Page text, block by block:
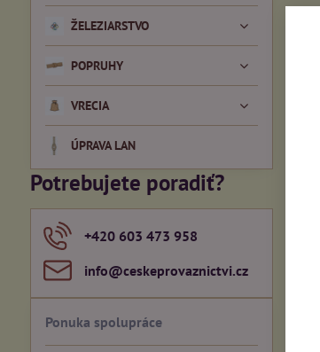
Potrebujete poradiť?
+420 603 473 958
info​@ceskeprovaznictvi​.cz
ŽELEZIARSTVO
POPRUHY
VRECIA
ÚPRAVA LAN
Ponuka spolupráce